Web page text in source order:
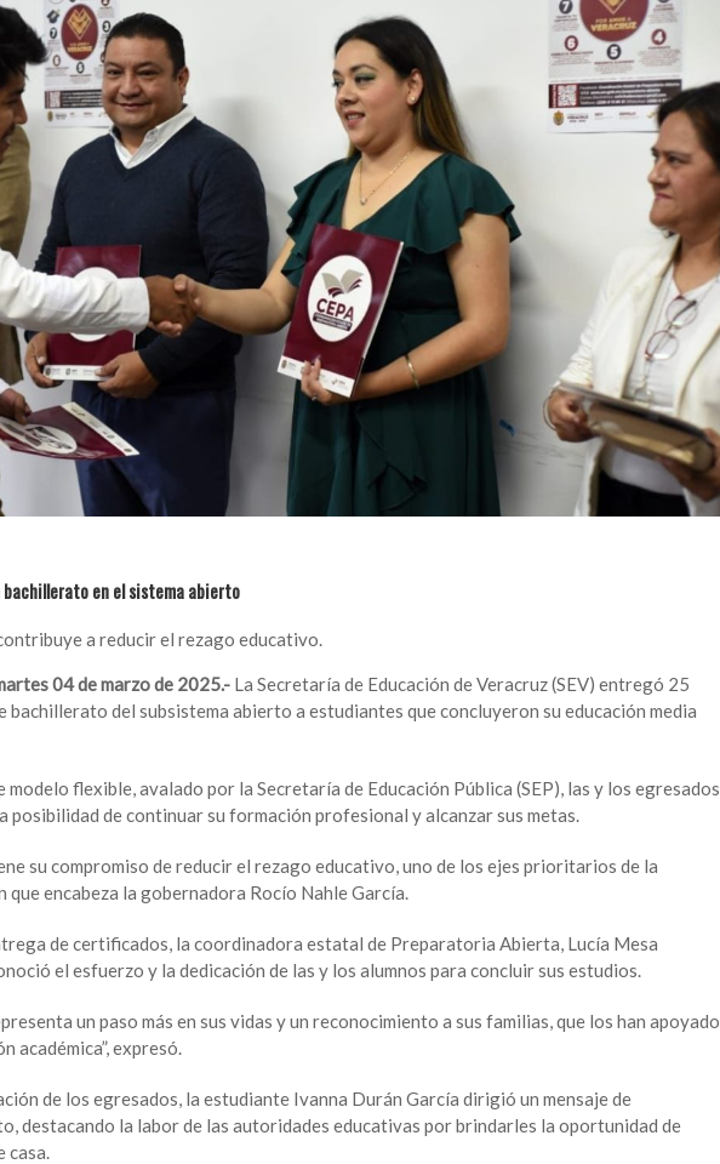
bachillerato en el sistema abierto
a reducir el rezago educativo.
04 de marzo de 2025.-La Secretaría de Educación de Veracruz (SEV) entregó 25
bachillerato del subsistema abierto a estudiantes que concluyeron su educación media
modelo flexible, avalado por la Secretaría de Educación Pública (SEP), las y los egresados
posibilidad de continuar su formación profesional y alcanzar sus metas.
su compromiso de reducir el rezago educativo, uno de los ejes prioritarios de la
que encabeza la gobernadora Rocío Nahle García.
de certificados, la coordinadora estatal de Preparatoria Abierta, Lucía Mesa
el esfuerzo y la dedicación de las y los alumnos para concluir sus estudios.
un paso más en sus vidas y un reconocimiento a sus familias, que los han apoyado
académica”, expresó.
de los egresados, la estudiante Ivanna Durán García dirigió un mensaje de
destacando la labor de las autoridades educativas por brindarles la oportunidad de
casa.